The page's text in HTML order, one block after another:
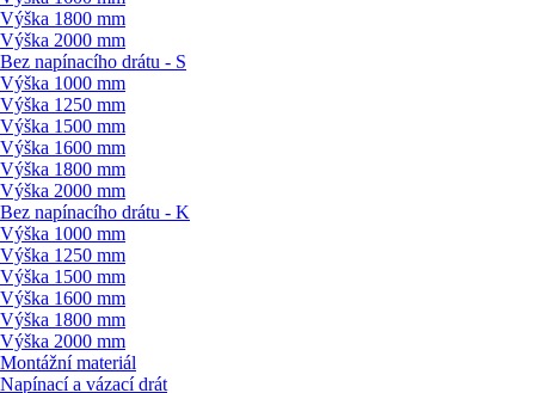
Výška 1800 mm
Výška 2000 mm
Bez napínacího drátu - S
Výška 1000 mm
Výška 1250 mm
Výška 1500 mm
Výška 1600 mm
Výška 1800 mm
Výška 2000 mm
Bez napínacího drátu - K
Výška 1000 mm
Výška 1250 mm
Výška 1500 mm
Výška 1600 mm
Výška 1800 mm
Výška 2000 mm
Montážní materiál
Napínací a vázací drát